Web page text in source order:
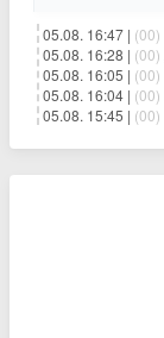
05.08. 16:47 | (00)
05.08. 16:28 | (00)
05.08. 16:05 | (00)
05.08. 16:04 | (00)
05.08. 15:45 | (00)